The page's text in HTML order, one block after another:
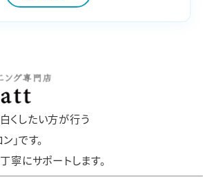
くしたい方が行う
」です。
寧にサポートします。